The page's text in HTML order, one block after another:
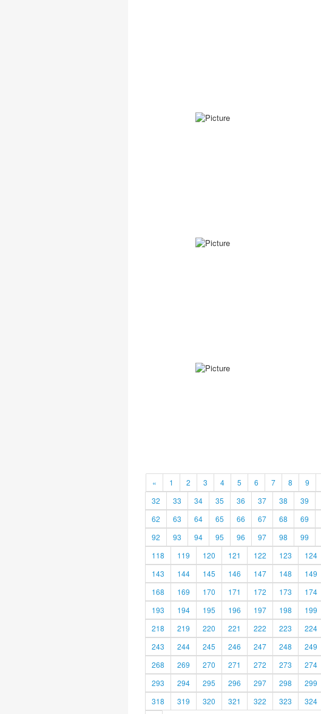
« 1 2 3 4 5 6 7 8 9
32
33 34 35 36 37 38 39
62
63 64 65 66 67 68 69
92
93 94 95 96 97 98 99
118
119 120 121 122 123 124
143
144 145 146 147 148 149
168
169 170 171 172 173 174
193
194 195 196 197 198 199
218
219 220 221 222 223 224
243
244 245 246 247 248 249
268
269 270 271 272 273 274
293
294 295 296 297 298 299
318
319 320 321 322 323 324